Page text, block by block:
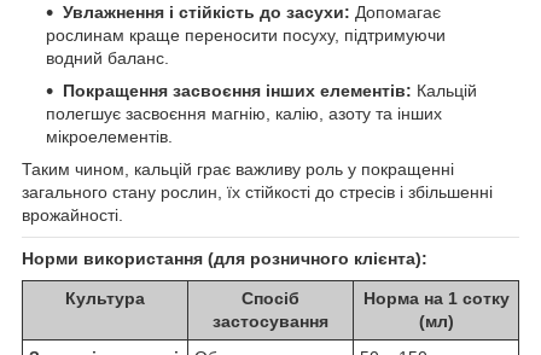
Увлажнення і стійкість до засухи: Допомагає
рослинам краще переносити посуху, підтримуючи
водний баланс.
Покращення засвоєння інших елементів: Кальцій
полегшує засвоєння магнію, калію, азоту та інших
мікроелементів.
Таким чином, кальцій грає важливу роль у покращенні
загального стану рослин, їх стійкості до стресів і збільшенні
врожайності.
Норми використання (для розничного клієнта):
Культура
Спосіб
застосування
Норма на 1 сотку
(мл)